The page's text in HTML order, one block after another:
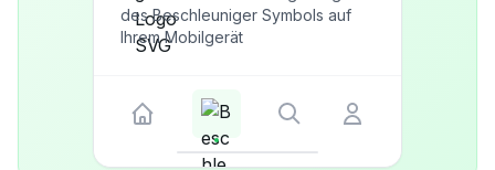
des Beschleuniger Symbols auf
Ihrem Mobilgerät